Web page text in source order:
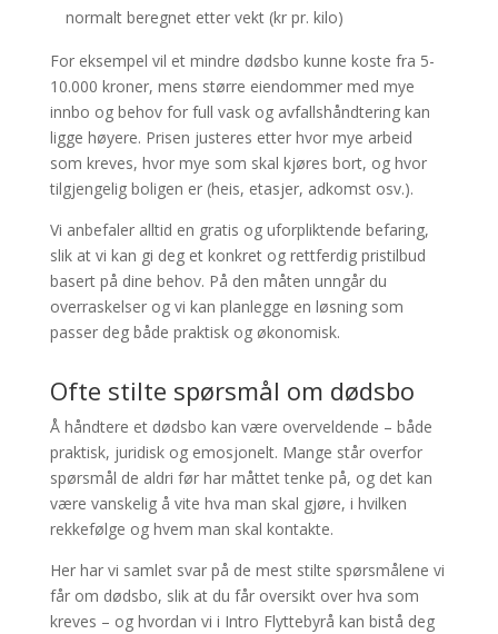
normalt beregnet etter vekt (kr pr. kilo)
For eksempel vil et mindre dødsbo kunne koste fra 5-
10.000 kroner, mens større eiendommer med mye
innbo og behov for full vask og avfallshåndtering kan
ligge høyere. Prisen justeres etter hvor mye arbeid
som kreves, hvor mye som skal kjøres bort, og hvor
tilgjengelig boligen er (heis, etasjer, adkomst osv.).
Vi anbefaler alltid en gratis og uforpliktende befaring,
slik at vi kan gi deg et konkret og rettferdig pristilbud
basert på dine behov. På den måten unngår du
overraskelser og vi kan planlegge en løsning som
passer deg både praktisk og økonomisk.
Ofte stilte spørsmål om dødsbo
Å håndtere et dødsbo kan være overveldende – både
praktisk, juridisk og emosjonelt. Mange står overfor
spørsmål de aldri før har måttet tenke på, og det kan
være vanskelig å vite hva man skal gjøre, i hvilken
rekkefølge og hvem man skal kontakte.
Her har vi samlet svar på de mest stilte spørsmålene vi
får om dødsbo, slik at du får oversikt over hva som
kreves – og hvordan vi i Intro Flyttebyrå kan bistå deg